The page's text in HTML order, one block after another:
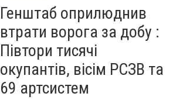
Генштаб оприлюднив
втрати ворога за добу :
Півтори тисячі
окупантів, вісім РСЗВ та
69 артсистем